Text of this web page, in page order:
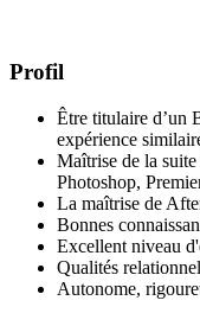
Profil
Être titulaire d’un
expérience
Maîtrise de la
Photoshop,
La maîtrise de
Bonnes
Excellent niveau
Qualités
Autonome,